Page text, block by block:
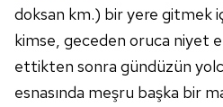
doksan km.) bir yere gitmek
kimse, geceden oruca niyet
ettikten sonra gündüzün
esnasında meşru başka bir